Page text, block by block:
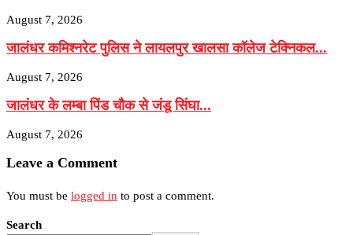
August 7, 2026
जालंधर कमिश्नरेट पुलिस ने लायलपुर खालसा कॉलेज टेक्निकल...
August 7, 2026
जालंधर के लम्बा पिंड चौक से जंडू सिंघा...
August 7, 2026
Leave a Comment
You must be logged in to post a comment.
Search